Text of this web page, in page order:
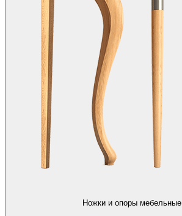
Ножки и опоры мебельные